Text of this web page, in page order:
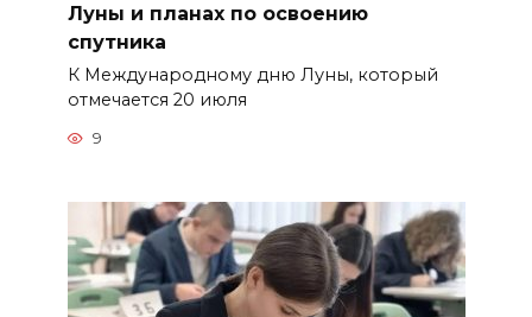
Луны и планах по освоению
спутника
К Международному дню Луны, который
отмечается 20 июля
9